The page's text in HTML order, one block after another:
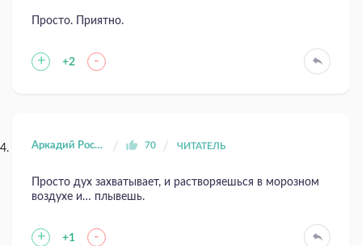
Просто. Приятно.
+ +2 -
Аркадий Ростиславович Константинов 70 ЧИТАТЕЛЬ
Просто дух захватывает, и растворяешься в морозном
воздухе и… плывешь.
+ +1 -